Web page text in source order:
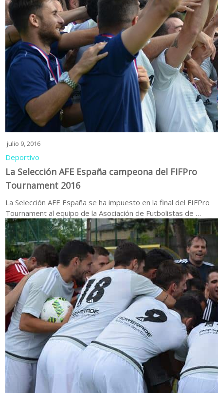
julio 9, 2016
Deportivo
La Selección AFE España campeona del FIFPro
Tournament 2016
La Selección AFE España se ha impuesto en la final del FIFPro
Tournament al equipo de la Asociación de Futbolistas de …